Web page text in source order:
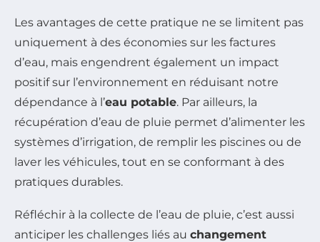
Les avantages de cette pratique ne se limitent pas
uniquement à des économies sur les factures
d’eau, mais engendrent également un impact
positif sur l’environnement en réduisant notre
dépendance à l’eau potable. Par ailleurs, la
récupération d’eau de pluie permet d’alimenter les
systèmes d’irrigation, de remplir les piscines ou de
laver les véhicules, tout en se conformant à des
pratiques durables.
Réfléchir à la collecte de l’eau de pluie, c’est aussi
anticiper les challenges liés au changement